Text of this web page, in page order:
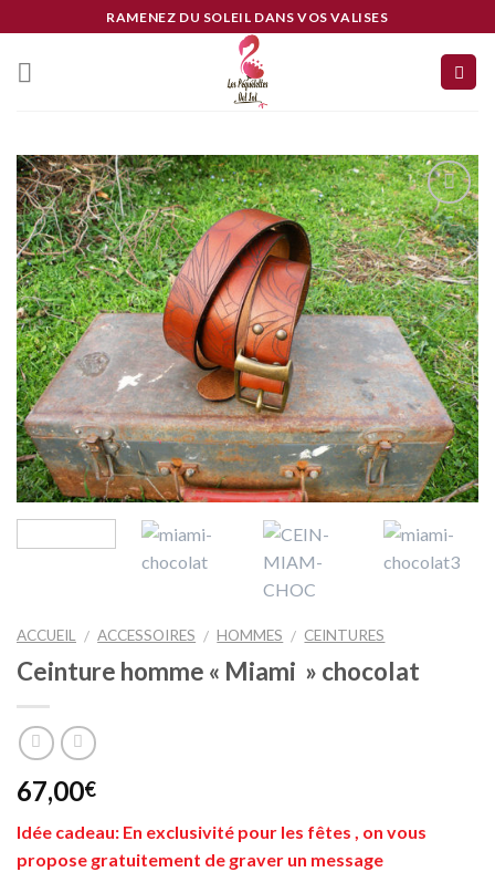
to
content
RAMENEZ DU SOLEIL DANS VOS VALISES
Ajouter
à mes
coups
de
coeur
ACCUEIL / ACCESSOIRES / HOMMES / CEINTURES
Ceinture homme « Miami » chocolat
67,00€
Idée cadeau: En exclusivité pour les fêtes , on vous
propose gratuitement de graver un message